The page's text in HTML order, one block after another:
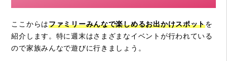
ここからはファミリーみんなで楽しめるお出かけスポットを
紹介します。特に週末はさまざまなイベントが行われている
ので家族みんなで遊びに行きましょう。